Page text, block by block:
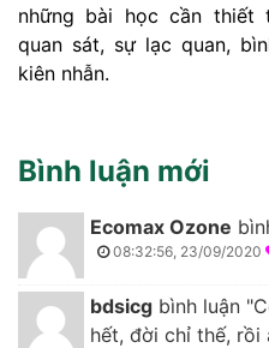
những bài học cần thiết
quan sát, sự lạc quan,
kiên nhẫn.
Bình luận mới
Ecomax Ozone
08:32:56, 23/09/2020
bdsicg bình luận
hết, đời chỉ thế, rồi